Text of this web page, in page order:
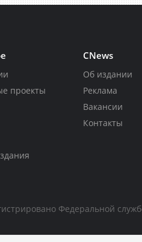
проекты
CNews
Об издании
Реклама
Вакансии
Контакты
Федеральной